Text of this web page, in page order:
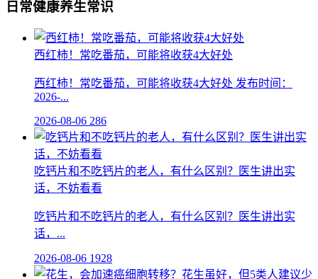
日常健康养生常识
西红柿！常吃番茄，可能将收获4大好处
西红柿！常吃番茄，可能将收获4大好处 发布时间：
2026-...
2026-08-06 286
吃钙片和不吃钙片的老人，有什么区别？医生讲出实
话，不妨看看
吃钙片和不吃钙片的老人，有什么区别？医生讲出实
话，...
2026-08-06 1928